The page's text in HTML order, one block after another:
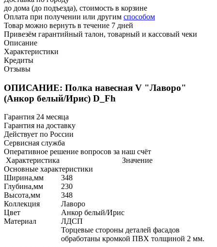
до дома (до подъезда), стоимость в корзине
Оплата при получении или другим способом
Товар можно вернуть в течение 7 дней
Привезём гарантийный талон, товарный и кассовый чеки
Описание
Характеристики
Кредиты
Отзывы
ОПИСАНИЕ: Полка навесная V "Лаворо"
(Анкор белый/Ирис) D_Fh
Гарантия 24 месяца
Гарантия на доставку
Действует по России
Сервисная служба
Оперативное решение вопросов за наш счёт
Характеристика
Значение
Основные характеристики
Ширина,мм
348
Глубина,мм
230
Высота,мм
348
Коллекция
Лаворо
Цвет
Анкор белый/Ирис
Материал
ЛДСП
Торцевые стороны деталей фасадов
обработаны кромкой ПВХ толщиной 2 мм.